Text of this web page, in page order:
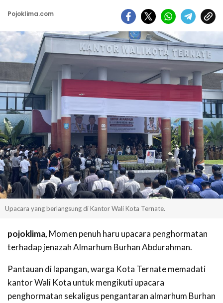
Pojoklima.com
Upacara yang berlangsung di Kantor Wali Kota Ternate.
pojoklima, Momen penuh haru upacara penghormatan
terhadap jenazah Almarhum Burhan Abdurahman.
Pantauan di lapangan, warga Kota Ternate memadati
kantor Wali Kota untuk mengikuti upacara
penghormatan sekaligus pengantaran almarhum Burhan